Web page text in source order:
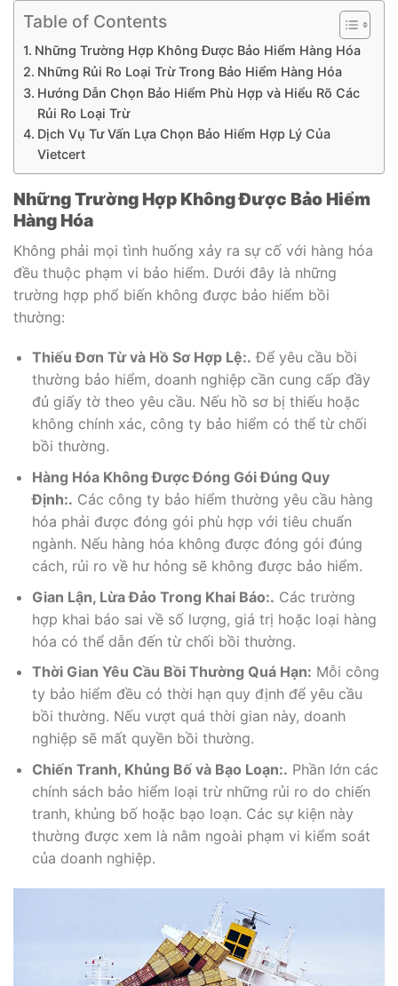
Table of Contents
Những Trường Hợp Không Được Bảo Hiểm Hàng Hóa
Những Rủi Ro Loại Trừ Trong Bảo Hiểm Hàng Hóa
Hướng Dẫn Chọn Bảo Hiểm Phù Hợp và Hiểu Rõ Các
Rủi Ro Loại Trừ
Dịch Vụ Tư Vấn Lựa Chọn Bảo Hiểm Hợp Lý Của
Vietcert
Những Trường Hợp Không Được Bảo Hiểm
Hàng Hóa
Không phải mọi tình huống xảy ra sự cố với hàng hóa
đều thuộc phạm vi bảo hiểm. Dưới đây là những
trường hợp phổ biến không được bảo hiểm bồi
thường:
Thiếu Đơn Từ và Hồ Sơ Hợp Lệ:. Để yêu cầu bồi
thường bảo hiểm, doanh nghiệp cần cung cấp đầy
đủ giấy tờ theo yêu cầu. Nếu hồ sơ bị thiếu hoặc
không chính xác, công ty bảo hiểm có thể từ chối
bồi thường.
Hàng Hóa Không Được Đóng Gói Đúng Quy
Định:. Các công ty bảo hiểm thường yêu cầu hàng
hóa phải được đóng gói phù hợp với tiêu chuẩn
ngành. Nếu hàng hóa không được đóng gói đúng
cách, rủi ro về hư hỏng sẽ không được bảo hiểm.
Gian Lận, Lừa Đảo Trong Khai Báo:. Các trường
hợp khai báo sai về số lượng, giá trị hoặc loại hàng
hóa có thể dẫn đến từ chối bồi thường.
Thời Gian Yêu Cầu Bồi Thường Quá Hạn: Mỗi công
ty bảo hiểm đều có thời hạn quy định để yêu cầu
bồi thường. Nếu vượt quá thời gian này, doanh
nghiệp sẽ mất quyền bồi thường.
Chiến Tranh, Khủng Bố và Bạo Loạn:. Phần lớn các
chính sách bảo hiểm loại trừ những rủi ro do chiến
tranh, khủng bố hoặc bạo loạn. Các sự kiện này
thường được xem là nằm ngoài phạm vi kiểm soát
của doanh nghiệp.